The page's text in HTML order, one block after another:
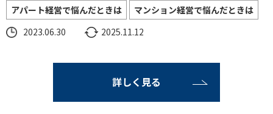
アパート経営で悩んだときは
マンション経営で悩んだときは
2023.06.30
2025.11.12
詳しく見る